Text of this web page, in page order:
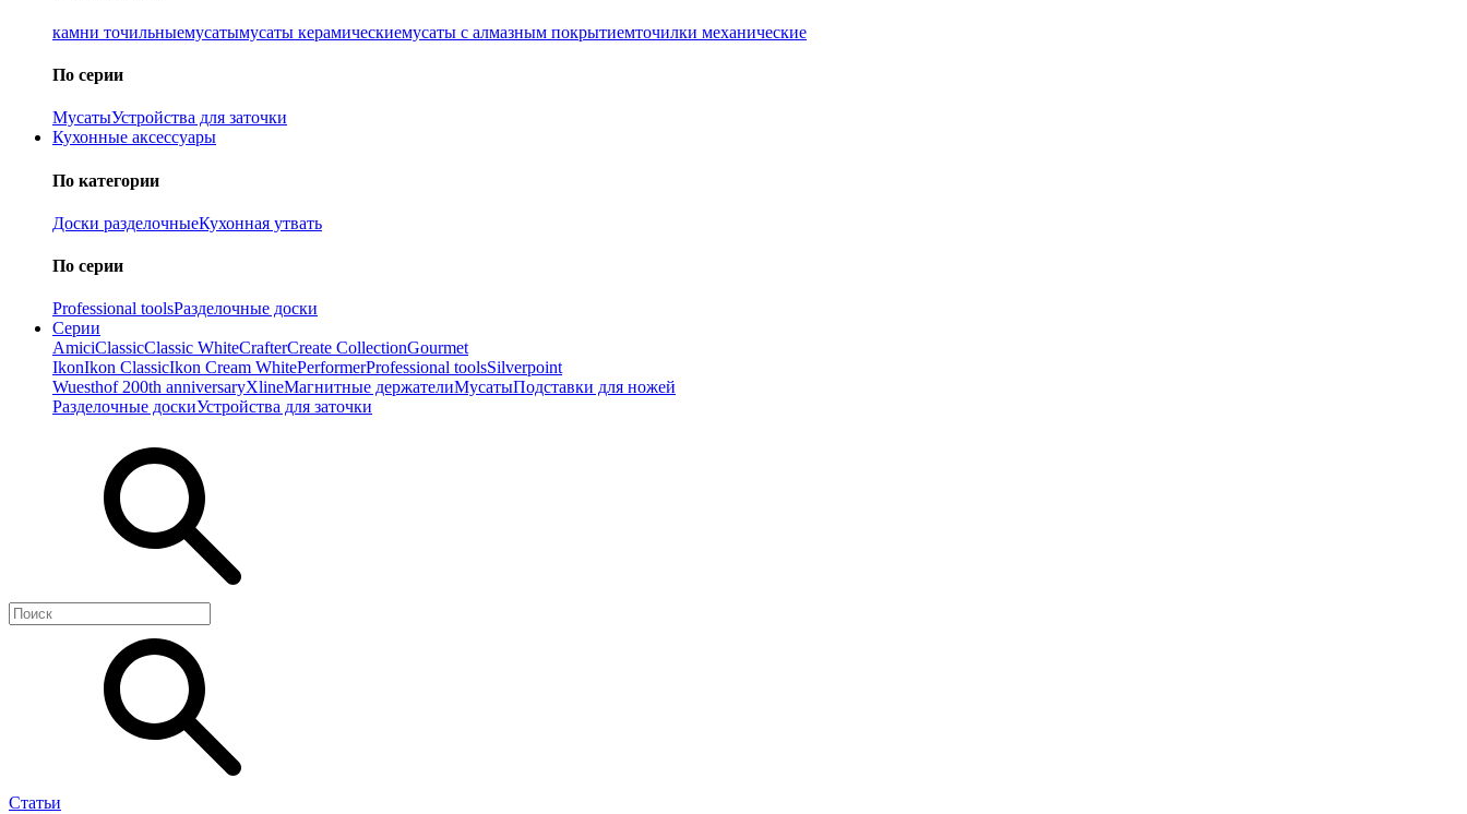
камни точильныемусатымусаты керамическиемусаты с алмазным покрытиемточилки механические
По серии
МусатыУстройства для заточки
Кухонные аксессуары
По категории
Доски разделочныеКухонная утвать
По серии
Professional toolsРазделочные доски
Серии
AmiciClassicClassic WhiteCrafterCreate CollectionGourmet
IkonIkon ClassiсIkon Cream WhitePerformerProfessional toolsSilverpoint
Wuesthof 200th anniversaryXlineМагнитные держателиМусатыПодставки для ножей
Разделочные доскиУстройства для заточки
Статьи